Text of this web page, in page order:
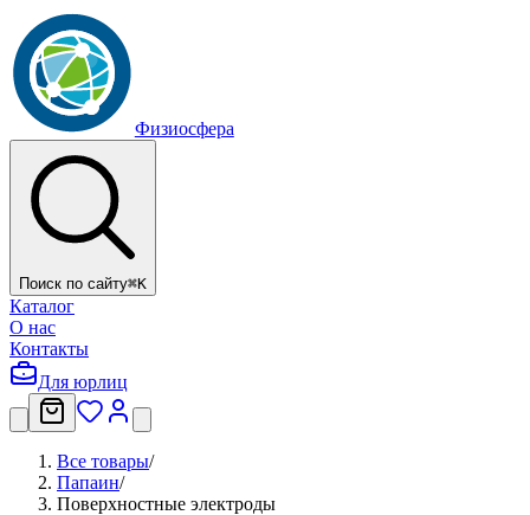
Физиосфера
Поиск по сайту⌘K
Каталог
О нас
Контакты
Для юрлиц
Все товары/
Папаин/
Поверхностные электроды